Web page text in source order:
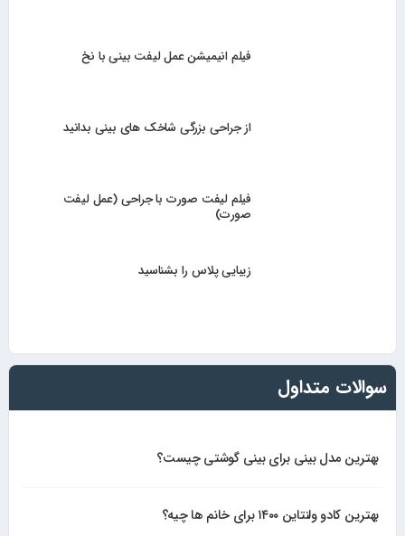
فیلم انیمیشن عمل لیفت بینی با نخ
از جراحی بزرگی شاخک های بینی بدانید
فیلم لیفت صورت با جراحی (عمل لیفت
صورت)
زیبایی پلاس را بشناسید
سوالات متداول
بهترین مدل بینی برای بینی گوشتی چیست؟
بهترین کادو ولنتاین ۱۴۰۰ برای خانم ها چیه؟